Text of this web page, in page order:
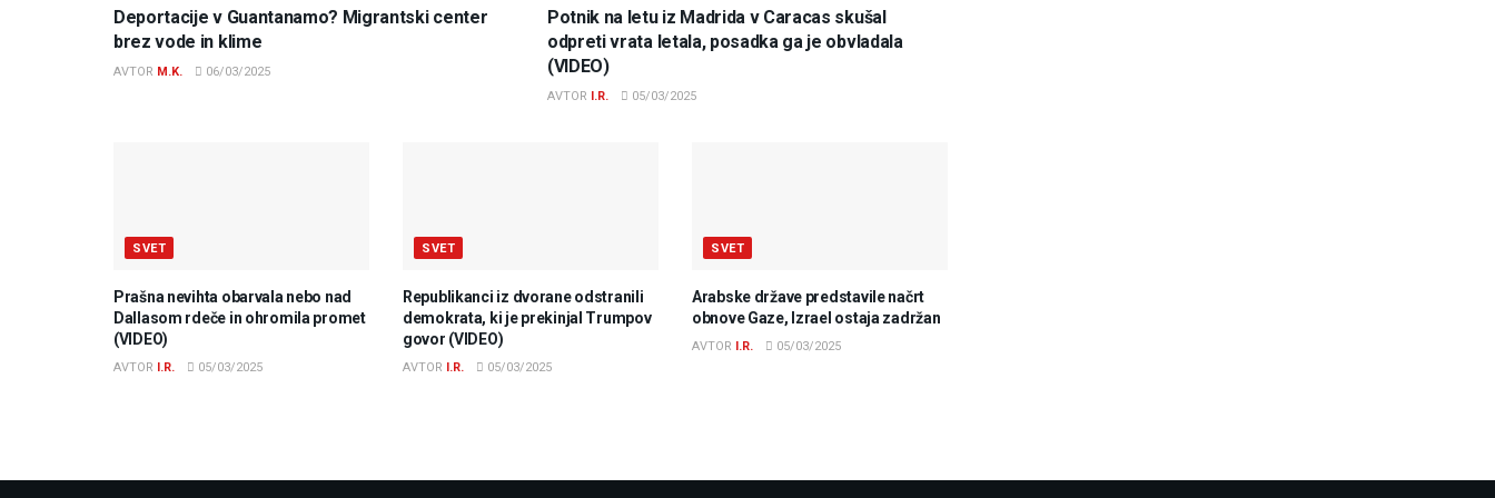
Deportacije v Guantanamo? Migrantski center
brez vode in klime
AVTOR M.K. 06/03/2025
Potnik na letu iz Madrida v Caracas skušal
odpreti vrata letala, posadka ga je obvladala
(VIDEO)
AVTOR I.R. 05/03/2025
SVET
Prašna nevihta obarvala nebo nad
Dallasom rdeče in ohromila promet
(VIDEO)
AVTOR I.R. 05/03/2025
SVET
Republikanci iz dvorane odstranili
demokrata, ki je prekinjal Trumpov
govor (VIDEO)
AVTOR I.R. 05/03/2025
SVET
Arabske države predstavile načrt
obnove Gaze, Izrael ostaja zadržan
AVTOR I.R. 05/03/2025